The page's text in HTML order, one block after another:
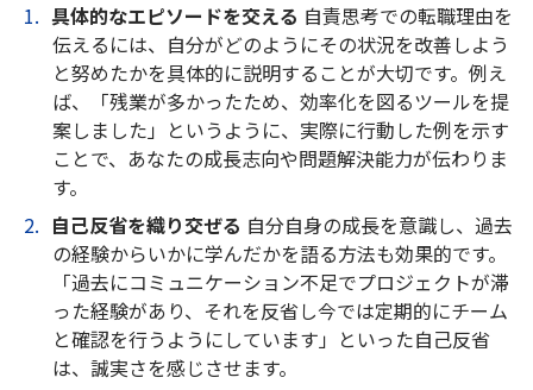
具体的なエピソードを交える 自責思考での転職理由を
伝えるには、自分がどのようにその状況を改善しよう
と努めたかを具体的に説明することが大切です。例え
ば、「残業が多かったため、効率化を図るツールを提
案しました」というように、実際に行動した例を示す
ことで、あなたの成長志向や問題解決能力が伝わりま
す。
自己反省を織り交ぜる 自分自身の成長を意識し、過去
の経験からいかに学んだかを語る方法も効果的です。
「過去にコミュニケーション不足でプロジェクトが滞
った経験があり、それを反省し今では定期的にチーム
と確認を行うようにしています」といった自己反省
は、誠実さを感じさせます。